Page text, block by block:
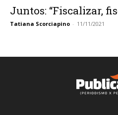
Juntos: “Fiscalizar,
Tatiana Scorciapino - 11/11/2021